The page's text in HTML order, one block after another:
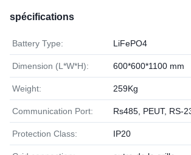
spécifications
Battery Type: LiFePO4
Dimension (L*W*H): 600*600*1100 mm
Weight: 259Kg
Communication Port: Rs485, PEUT, RS-
Protection Class: IP20